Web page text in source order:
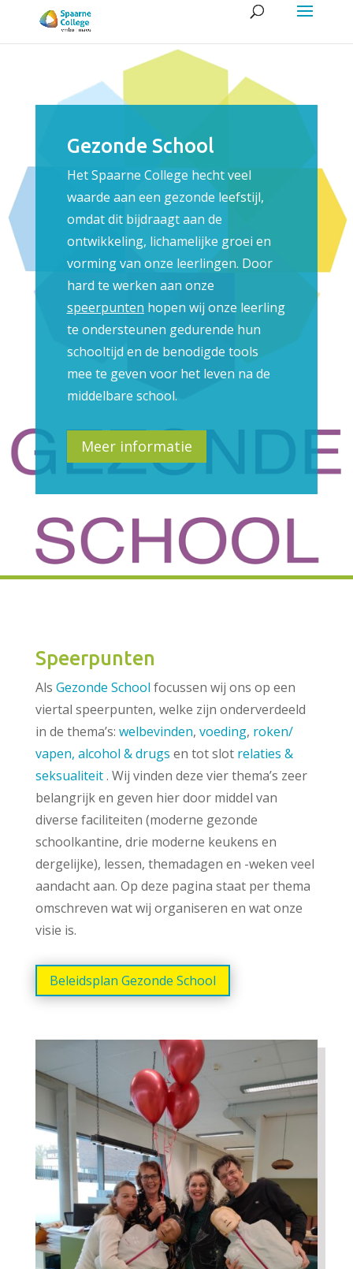
Gezonde School
Het Spaarne College hecht veel
waarde aan een gezonde leefstijl,
omdat dit bijdraagt aan de
ontwikkeling, lichamelijke groei en
vorming van onze leerlingen. Door
hard te werken aan onze
speerpunten hopen wij onze leerling
te ondersteunen gedurende hun
schooltijd en de benodigde tools
mee te geven voor het leven na de
middelbare school.
Meer informatie
Speerpunten
Als Gezonde School focussen wij ons op een
viertal speerpunten, welke zijn onderverdeeld
in de thema’s: welbevinden, voeding, roken/
vapen, alcohol & drugs en tot slot relaties &
seksualiteit. Wij vinden deze vier thema’s zeer
belangrijk en geven hier door middel van
diverse faciliteiten (moderne gezonde
schoolkantine, drie moderne keukens en
dergelijke), lessen, themadagen en -weken veel
aandacht aan. Op deze pagina staat per thema
omschreven wat wij organiseren en wat onze
visie is.
Beleidsplan Gezonde School